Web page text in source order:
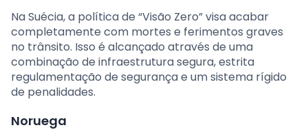
Na Suécia, a política de “Visão Zero” visa acabar
completamente com mortes e ferimentos graves
no trânsito. Isso é alcançado através de uma
combinação de infraestrutura segura, estrita
regulamentação de segurança e um sistema rígido
de penalidades.
Noruega